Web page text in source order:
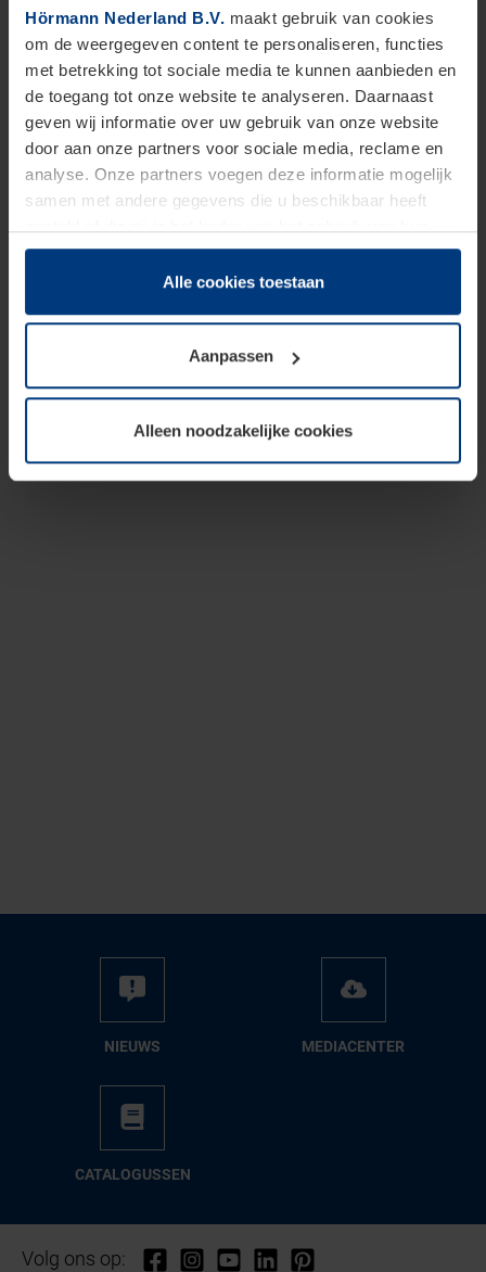
Hörmann Nederland B.V. maakt gebruik van cookies
om de weergegeven content te personaliseren, functies
met betrekking tot sociale media te kunnen aanbieden en
de toegang tot onze website te analyseren. Daarnaast
geven wij informatie over uw gebruik van onze website
door aan onze partners voor sociale media, reclame en
analyse. Onze partners voegen deze informatie mogelijk
samen met andere gegevens die u beschikbaar heeft
dienstverlening hebben verzameld.
Juridisch zijn wij gerechtigd om cookies op uw computer
onze pagina's absoluut noodzakelijk is. Voor alle andere
soorten cookies is uw toestemming vereist. Uw
toestemming kunt u op elk moment bij de uitleg van de
wijzigen of herroepen.
Alle cookies toestaan
Aanpassen
Alleen noodzakelijke cookies
NIEUWS ME­DIA­CEN­TER
CA­TA­LO­GUS­SEN
Volg ons op: